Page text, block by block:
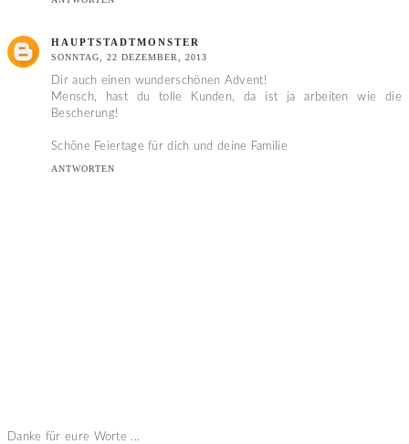
HAUPTSTADTMONSTER
SONNTAG, 22 DEZEMBER, 2013
Dir auch einen wunderschönen Advent!
Mensch, hast du tolle Kunden, da ist ja arbeiten wie die
Bescherung!
Schöne Feiertage für dich und deine Familie
ANTWORTEN
Danke für eure Worte ...